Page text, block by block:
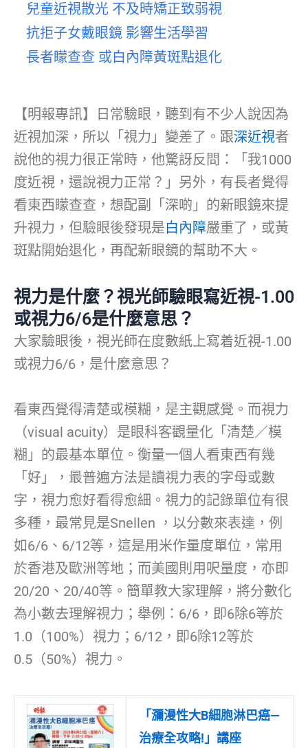
兒童近視散光 不及時矯正致弱視
抗拒子女戴眼鏡 影響生活學習
長者矇查查 或白內障黃斑點退化
【明報專訊】日常驗眼，聽到有不少人說因為
近視加深，所以「視力」變差了。跟深近視者
說他的視力很正常時，他驚訝反問：「我1000
度近視，還說視力正常？」另外，有長者覺得
看東西矇查查，想配副「深啲」的新眼鏡來提
升視力，但驗眼後發現是白內障嚴重了，或黃
斑點開始退化，再配新眼鏡的幫助不大。
視力是什麼？視光師驗眼寫近視-1.00
或視力6/6是什麼意思？
大家驗眼後，視光師在度數紙上寫着近視-1.00
或視力6/6，是什麼意思？
看東西覺得清楚或模糊，是主觀感覺。而視力
（visual acuity）是眼科客觀量化「清楚／模
糊」的最基本單位。衡量一個人看東西有幾
「好」，最普遍方法是讀視力表的字母或數
字，視力愈好看得愈細。視力的記錄單位有很
多種，最常見是Snellen ，以分數來表達，例
如6/6、6/12等，這是用米作量度單位，常用
於香港及歐洲等地；而美國則用呎量度，亦即
20/20、20/40等。簡單教大家理解，將分數化
為小數去理解視力；舉例：6/6，即6除6等於
1.0（100%）視力；6/12，即6除12等於
0.5（50%）視力。
「瀰漫性大B細胞淋巴癌—
治療全攻略!」講座